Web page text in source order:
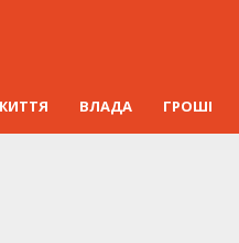
ВЛАДА ГРОШІ